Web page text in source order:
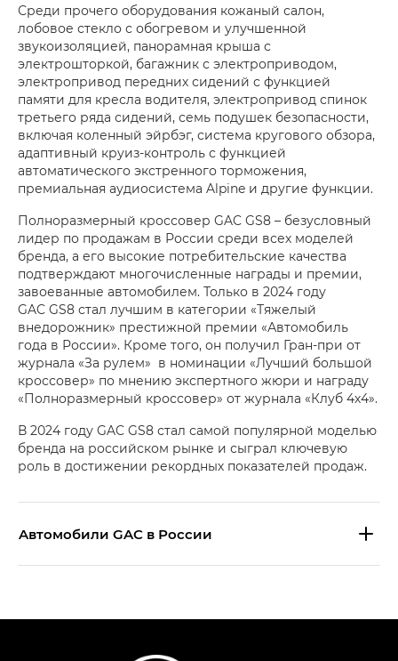
Среди прочего оборудования кожаный салон,
лобовое стекло с обогревом и улучшенной
звукоизоляцией, панорамная крыша с
электрошторкой, багажник с электроприводом,
электропривод передних сидений с функцией
памяти для кресла водителя, электропривод спинок
третьего ряда сидений, семь подушек безопасности,
включая коленный эйрбэг, система кругового обзора,
адаптивный круиз-контроль с функцией
автоматического экстренного торможения,
премиальная аудиосистема Alpine и другие функции.
Полноразмерный кроссовер GAC GS8 – безусловный
лидер по продажам в России среди всех моделей
бренда, а его высокие потребительские качества
подтверждают многочисленные награды и премии,
завоеванные автомобилем. Только в 2024 году
GAC GS8 стал лучшим в категории «Тяжелый
внедорожник» престижной премии «Автомобиль
года в России». Кроме того, он получил Гран-при от
журнала «За рулем» в номинации «Лучший большой
кроссовер» по мнению экспертного жюри и награду
«Полноразмерный кроссовер» от журнала «Клуб 4х4».
В 2024 году GAC GS8 стал самой популярной моделью
бренда на российском рынке и сыграл ключевую
роль в достижении рекордных показателей продаж.
Aвтомобили GAC в России
Эс Икс ПРЕМИУМ — SX PREMIUM
S7 — Эс 7 (S7) в комплектациях